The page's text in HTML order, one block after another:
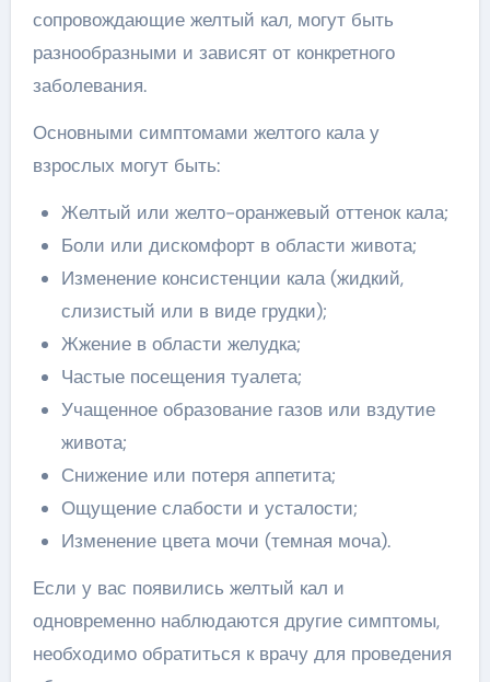
сопровождающие желтый кал, могут быть
разнообразными и зависят от конкретного
заболевания.
Основными симптомами желтого кала у
взрослых могут быть:
Желтый или желто-оранжевый оттенок кала;
Боли или дискомфорт в области живота;
Изменение консистенции кала (жидкий,
слизистый или в виде грудки);
Жжение в области желудка;
Частые посещения туалета;
Учащенное образование газов или вздутие
живота;
Снижение или потеря аппетита;
Ощущение слабости и усталости;
Изменение цвета мочи (темная моча).
Если у вас появились желтый кал и
одновременно наблюдаются другие симптомы,
необходимо обратиться к врачу для проведения